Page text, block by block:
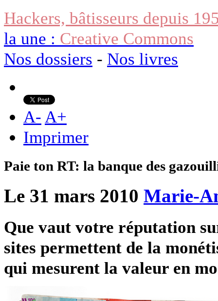
Hackers, bâtisseurs depuis
la une : Creative Commons
Nos dossiers - Nos livres
A- A+
Imprimer
Paie ton RT: la banque des
Le 31 mars 2010 Marie-
Que vaut votre réputation
sites permettent de la
qui mesurent la valeur en